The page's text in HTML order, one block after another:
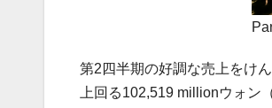
第2四半期の好調な売上をけ
上回る102,519 millionウォ